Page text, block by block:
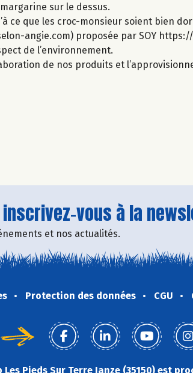
sur le dessus.
ce que les croc-monsieur soient bien
angie.com) proposée par SOY
de l’environnement.
de nos produits et
vous à la
et nos actualités.
Protection des données CGU
Pieds Sur Terre Janze (35150) est